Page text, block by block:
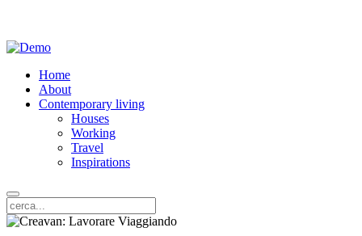
Home
About
Contemporary living
Houses
Working
Travel
Inspirations